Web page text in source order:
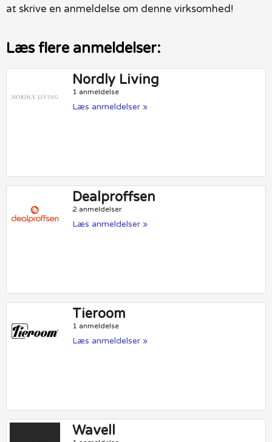
at skrive en anmeldelse om denne virksomhed!
Læs flere anmeldelser:
Nordly Living
1 anmeldelse
Læs anmeldelser »
Dealproffsen
2 anmeldelser
Læs anmeldelser »
Tieroom
1 anmeldelse
Læs anmeldelser »
Wavell